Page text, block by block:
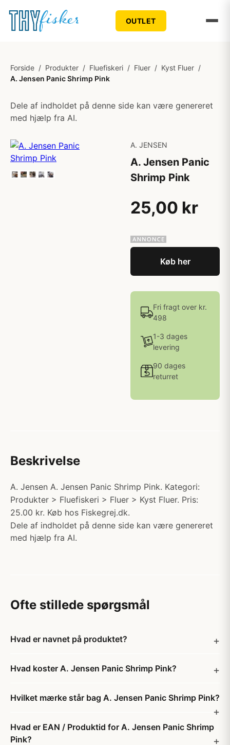
OUTLET
Forside / Produkter / Fluefiskeri / Fluer / Kyst Fluer /
A. Jensen Panic Shrimp Pink
Dele af indholdet på denne side kan være genereret
med hjælp fra AI.
A. JENSEN
A. Jensen Panic
Shrimp Pink
25,00 kr
Køb her
Fri fragt over kr.
498
1-3 dages
levering
90 dages
returret
Beskrivelse
A. Jensen A. Jensen Panic Shrimp Pink. Kategori:
Produkter > Fluefiskeri > Fluer > Kyst Fluer. Pris:
25.00 kr. Køb hos Fiskegrej.dk.
Dele af indholdet på denne side kan være genereret
med hjælp fra AI.
Ofte stillede spørgsmål
Hvad er navnet på produktet?
Hvad koster A. Jensen Panic Shrimp Pink?
Hvilket mærke står bag A. Jensen Panic Shrimp Pink?
Hvad er EAN / Produktid for A. Jensen Panic Shrimp
Pink?